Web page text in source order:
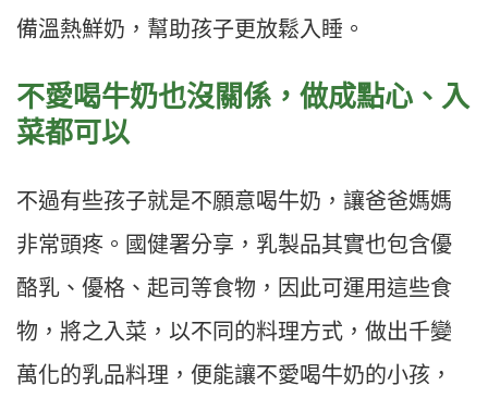
備溫熱鮮奶，幫助孩子更放鬆入睡。
不愛喝牛奶也沒關係，做成點心、入
菜都可以
不過有些孩子就是不願意喝牛奶，讓爸爸媽媽
非常頭疼。國健署分享，乳製品其實也包含優
酪乳、優格、起司等食物，因此可運用這些食
物，將之入菜，以不同的料理方式，做出千變
萬化的乳品料理，便能讓不愛喝牛奶的小孩，